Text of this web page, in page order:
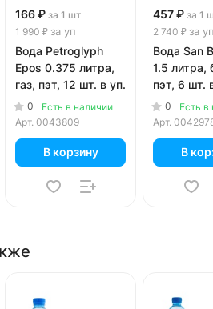
166 ₽ за 1 шт
1 990 ₽ за уп
Вода Petroglyph
Epos 0.375 литра,
газ, пэт, 12 шт. в уп.
0
Есть в наличии
Арт. 0043809
В корзину
457 ₽ за 1
2 740 ₽ за
Вода San
1.5 литра,
пэт, 6 шт.
0
Есть в
Арт.
В